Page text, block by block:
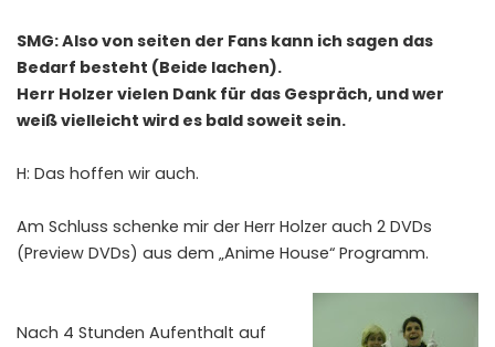
SMG: Also von seiten der Fans kann ich sagen das
Bedarf besteht (Beide lachen).
Herr Holzer vielen Dank für das Gespräch, und wer
weiß vielleicht wird es bald soweit sein.
H: Das hoffen wir auch.
Am Schluss schenke mir der Herr Holzer auch 2 DVDs
(Preview DVDs) aus dem „Anime House“ Programm.
Nach 4 Stunden Aufenthalt auf